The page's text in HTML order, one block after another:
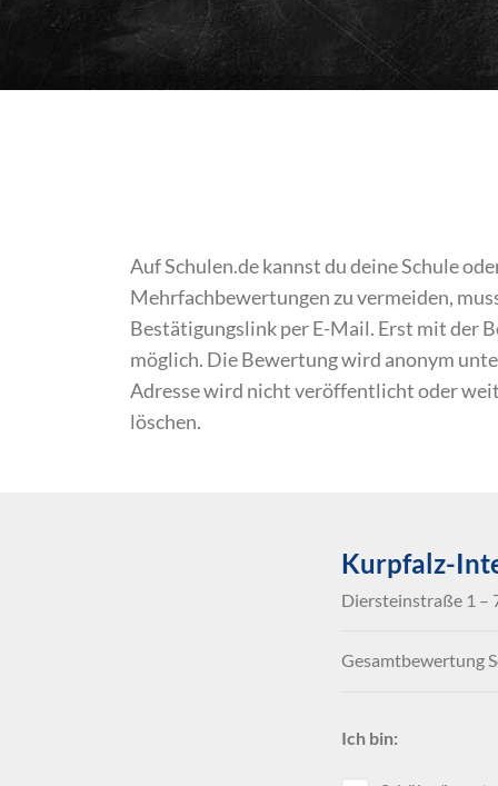
Auf Schulen.de kannst du deine Schule
Mehrfachbewertungen zu vermeiden,
Bestätigungslink per E-Mail. Erst mit der
möglich. Die Bewertung wird anonym
Adresse wird nicht veröffentlicht oder
löschen.
Kurpfalz-
Diersteinstraße 1 –
Gesamtbewertung
Ich bin: